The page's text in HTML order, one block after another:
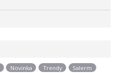
Novinka Trendy
Salerm